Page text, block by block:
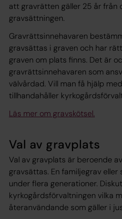
att gravrätten gäller 25 år från
gravsättningen.
Gravrättsinnehavaren
gravsättas i graven och har
graven om plats finns. Det är
gravrättsinnehavaren som
välvårdad. Vill man få hjälp
tillhandahåller
Läs mer om gravskötsel.
Val av gravplats
Val av gravplats är beroende
gravsättas. En familjegrav eller
under flera generationer.
kyrkogårdsförvaltningen vilka
återanvändande som gäller i